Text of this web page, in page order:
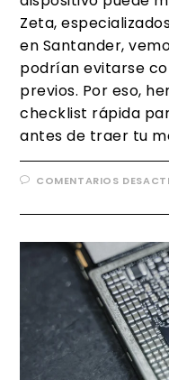
Zeta,
en Santander,
podrían evitarse
previos. Por eso,
checklist rápida
antes de traer tu
COMENTARIOS